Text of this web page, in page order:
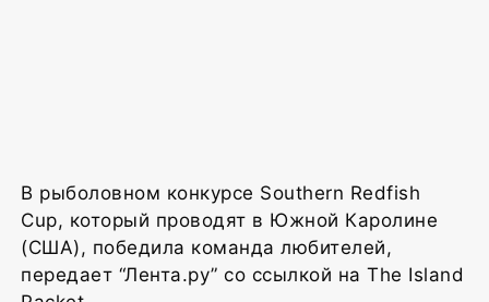
В рыболовном конкурсе Southern Redfish
Cup, который проводят в Южной Каролине
(США), победила команда любителей,
передает “Лента.ру” со ссылкой на The Island